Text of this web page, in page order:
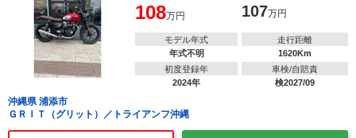
108万円 107万円
モデル年式
年式不明
走行距離
1620Km
初度登録年
2024年
車検/自賠責
検2027/09
沖縄県 浦添市
ＧＲＩＴ（グリット）／トライアンフ沖縄